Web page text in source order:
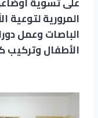
المرورية لتوعية
الباصات وعمل
الأطفال وتركيب